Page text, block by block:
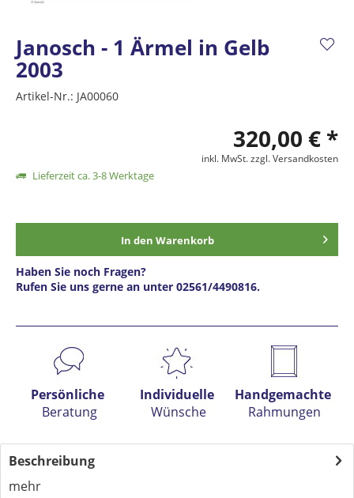
Janosch - 1 Ärmel in Gelb
2003
Artikel-Nr.: JA00060
320,00 € *
inkl. MwSt.zzgl. Versandkosten
Lieferzeit ca. 3-8 Werktage
In den Warenkorb
Haben Sie noch Fragen?
Rufen Sie uns gerne an unter 02561/4490816.
Preis anfragen
Persönliche
Beratung
Individuelle
Wünsche
Handgemachte
Rahmungen
Beschreibung
mehr